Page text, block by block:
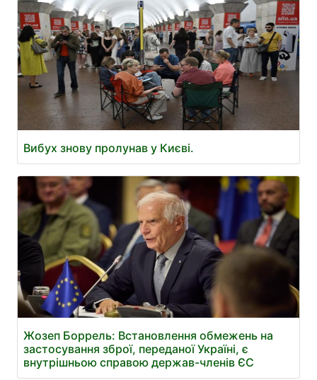
Вибух знову пролунав у Києві.
Жозеп Боррель: Встановлення обмежень на
застосування зброї, переданої Україні, є
внутрішньою справою держав-членів ЄС